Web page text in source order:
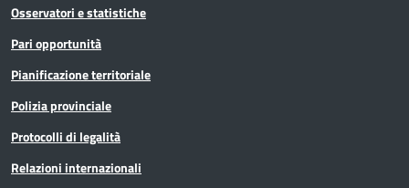
Osservatori e statistiche
Pari opportunità
Pianificazione territoriale
Polizia provinciale
Protocolli di legalità
Relazioni internazionali